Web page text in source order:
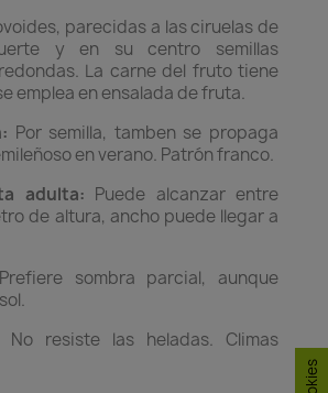
parecidas a las ciruelas de
y en su centro semillas
La carne del fruto tiene
emplea en ensalada de fruta.
Por semilla, tamben se propaga
en verano. Patrón franco.
adulta: Puede alcanzar entre
de altura, ancho puede llegar a
sombra parcial, aunque
No resiste las heladas. Climas